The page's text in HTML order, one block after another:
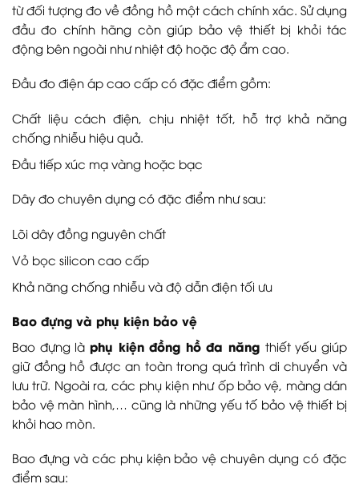
từ đối tượng đo về đồng hồ một cách chính xác. Sử dụng
đầu đo chính hãng còn giúp bảo vệ thiết bị khỏi tác
động bên ngoài như nhiệt độ hoặc độ ẩm cao.
Đầu đo điện áp cao cấp có đặc điểm gồm:
Chất liệu cách điện, chịu nhiệt tốt, hỗ trợ khả năng
chống nhiễu hiệu quả.
Đầu tiếp xúc mạ vàng hoặc bạc
Dây đo chuyên dụng có đặc điểm như sau:
Lõi dây đồng nguyên chất
Vỏ bọc silicon cao cấp
Khả năng chống nhiễu và độ dẫn điện tối ưu
Bao đựng và phụ kiện bảo vệ
Bao đựng là phụ kiện đồng hồ đa năng thiết yếu giúp
giữ đồng hồ được an toàn trong quá trình di chuyển và
lưu trữ. Ngoài ra, các phụ kiện như ốp bảo vệ, màng dán
bảo vệ màn hình,… cũng là những yếu tố bảo vệ thiết bị
khỏi hao mòn.
Bao đựng và các phụ kiện bảo vệ chuyên dụng có đặc
điểm sau: